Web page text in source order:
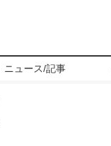
ニュース/記事